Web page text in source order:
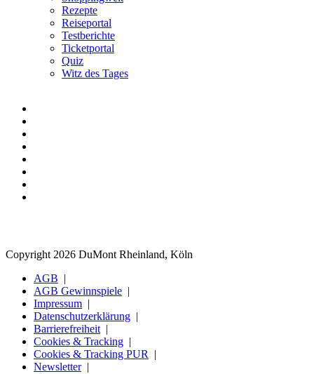
Rezepte
Reiseportal
Testberichte
Ticketportal
Quiz
Witz des Tages
Copyright 2026 DuMont Rheinland, Köln
AGB
AGB Gewinnspiele
Impressum
Datenschutzerklärung
Barrierefreiheit
Cookies & Tracking
Cookies & Tracking PUR
Newsletter